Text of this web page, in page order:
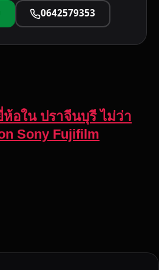
0642579353
อใน ปราจีนบุรี ไม่ว่า
Sony Fujifilm